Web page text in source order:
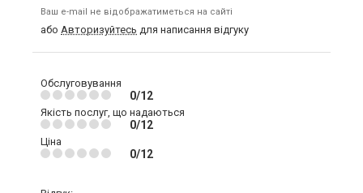
Ваш e-mail не відображатиметься на сайті
або Авторизуйтесь для написання відгуку
Обслуговування
0/12
Якість послуг, що надаються
0/12
Ціна
0/12